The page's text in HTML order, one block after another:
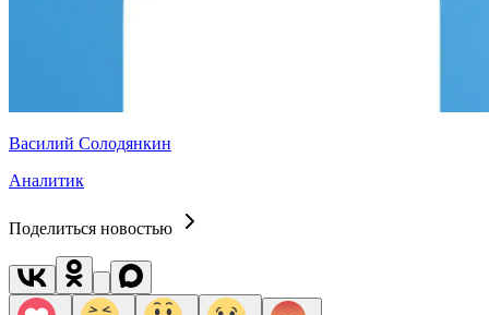
Василий Солодянкин
Аналитик
Поделиться новостью